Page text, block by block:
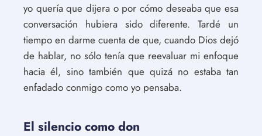
yo quería que dijera o por cómo deseaba que esa
conversación hubiera sido diferente. Tardé un
tiempo en darme cuenta de que, cuando Dios dejó
de hablar, no sólo tenía que reevaluar mi enfoque
hacia él, sino también que quizá no estaba tan
enfadado conmigo como yo pensaba.
El silencio como don